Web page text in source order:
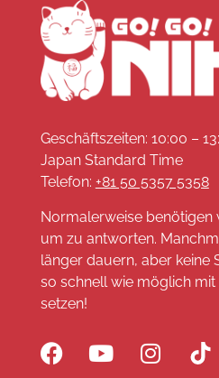
Geschäftszeiten: 10:00 –
Japan Standard Time
Telefon: +81 50 5357 5358
Normalerweise benötigen
um zu antworten.
länger dauern, aber keine
so schnell wie möglich mit
setzen!